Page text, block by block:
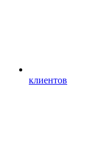
клиентов